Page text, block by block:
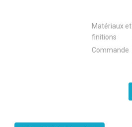
Matériaux et
finitions
Commande